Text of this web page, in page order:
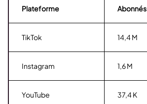
Plateforme Abonnés
TikTok 14,4 M
Instagram 1,6 M
YouTube 37,4 K